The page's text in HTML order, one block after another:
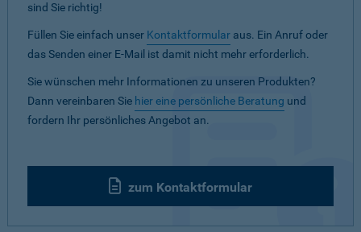
sind Sie richtig!
Füllen Sie einfach unser Kontaktformular aus. Ein Anruf oder
das Senden einer E-Mail ist damit nicht mehr erforderlich.
Sie wünschen mehr Informationen zu unseren Produkten?
Dann vereinbaren Sie hier eine persönliche Beratung und
fordern Ihr persönliches Angebot an.
zum Kontaktformular